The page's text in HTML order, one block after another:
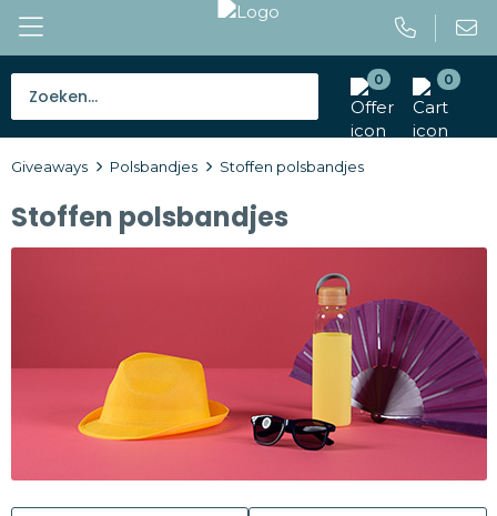
0 0
Tassen
Caps en mutsen
Paraplu's
Outdoor en vrije tijd
Giveaways Polsbandjes Stoffen polsbandjes
Stoffen polsbandjes